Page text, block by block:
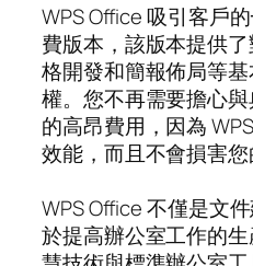
WPS Office 吸引客戶
費版本，該版本提供
格開發和簡報佈局等
權。您不再需要擔心
的高昂費用，因為
效能，而且不會損害您
WPS Office 不僅是文
於提高辦公室工作的